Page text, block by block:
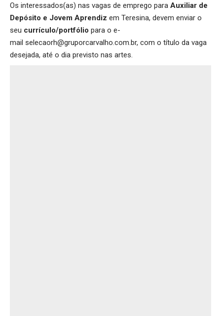
Os interessados(as) nas vagas de emprego para Auxiliar de
Depósito e Jovem Aprendiz em Teresina, devem enviar o
seu currículo/portfólio para o e-
mail selecaorh@gruporcarvalho.com.br, com o título da vaga
desejada, até o dia previsto nas artes.